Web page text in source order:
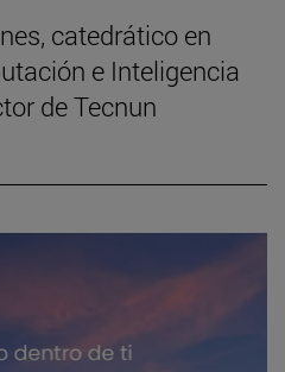
catedrático en
e Inteligencia
de Tecnun